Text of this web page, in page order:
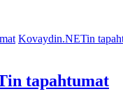
Kovaydin.NETin
tapahtumat